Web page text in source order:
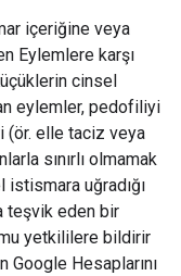
içeriğine veya
Eylemlere karşı
cinsel
eylemler, pedofiliyi
(ör. elle taciz veya
sınırlı olmamak
istismara uğradığı
teşvik eden bir
yetkililere bildirir
Google Hesaplarını